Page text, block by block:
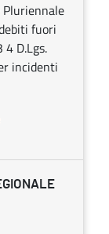
fuori
D.Lgs.
incidenti